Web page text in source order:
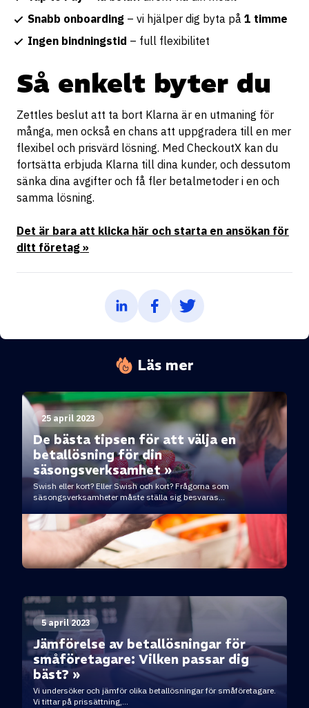
Snabb onboarding – vi hjälper dig byta på 1 timme
Ingen bindningstid – full flexibilitet
Så enkelt byter du
Zettles beslut att ta bort Klarna är en utmaning för
många, men också en chans att uppgradera till en mer
flexibel och prisvärd lösning. Med CheckoutX kan du
fortsätta erbjuda Klarna till dina kunder, och dessutom
sänka dina avgifter och få fler betalmetoder i en och
samma lösning.
Det är bara att klicka här och starta en ansökan för
ditt företag »
Läs mer
25 april 2023
De bästa tipsen för att välja en
betallösning för din
säsongsverksamhet »
Swish eller kort? Eller Swish och kort? Frågorna som
säsongsverksamheter måste ställa sig besvaras...
5 april 2023
Jämförelse av betallösningar för
småföretagare: Vilken passar dig
bäst? »
Vi undersöker och jämför olika betallösningar för småföretagare.
Vi tittar på prissättning,...